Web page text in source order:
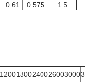
0.61 0.575
1.5
12001800240026003000